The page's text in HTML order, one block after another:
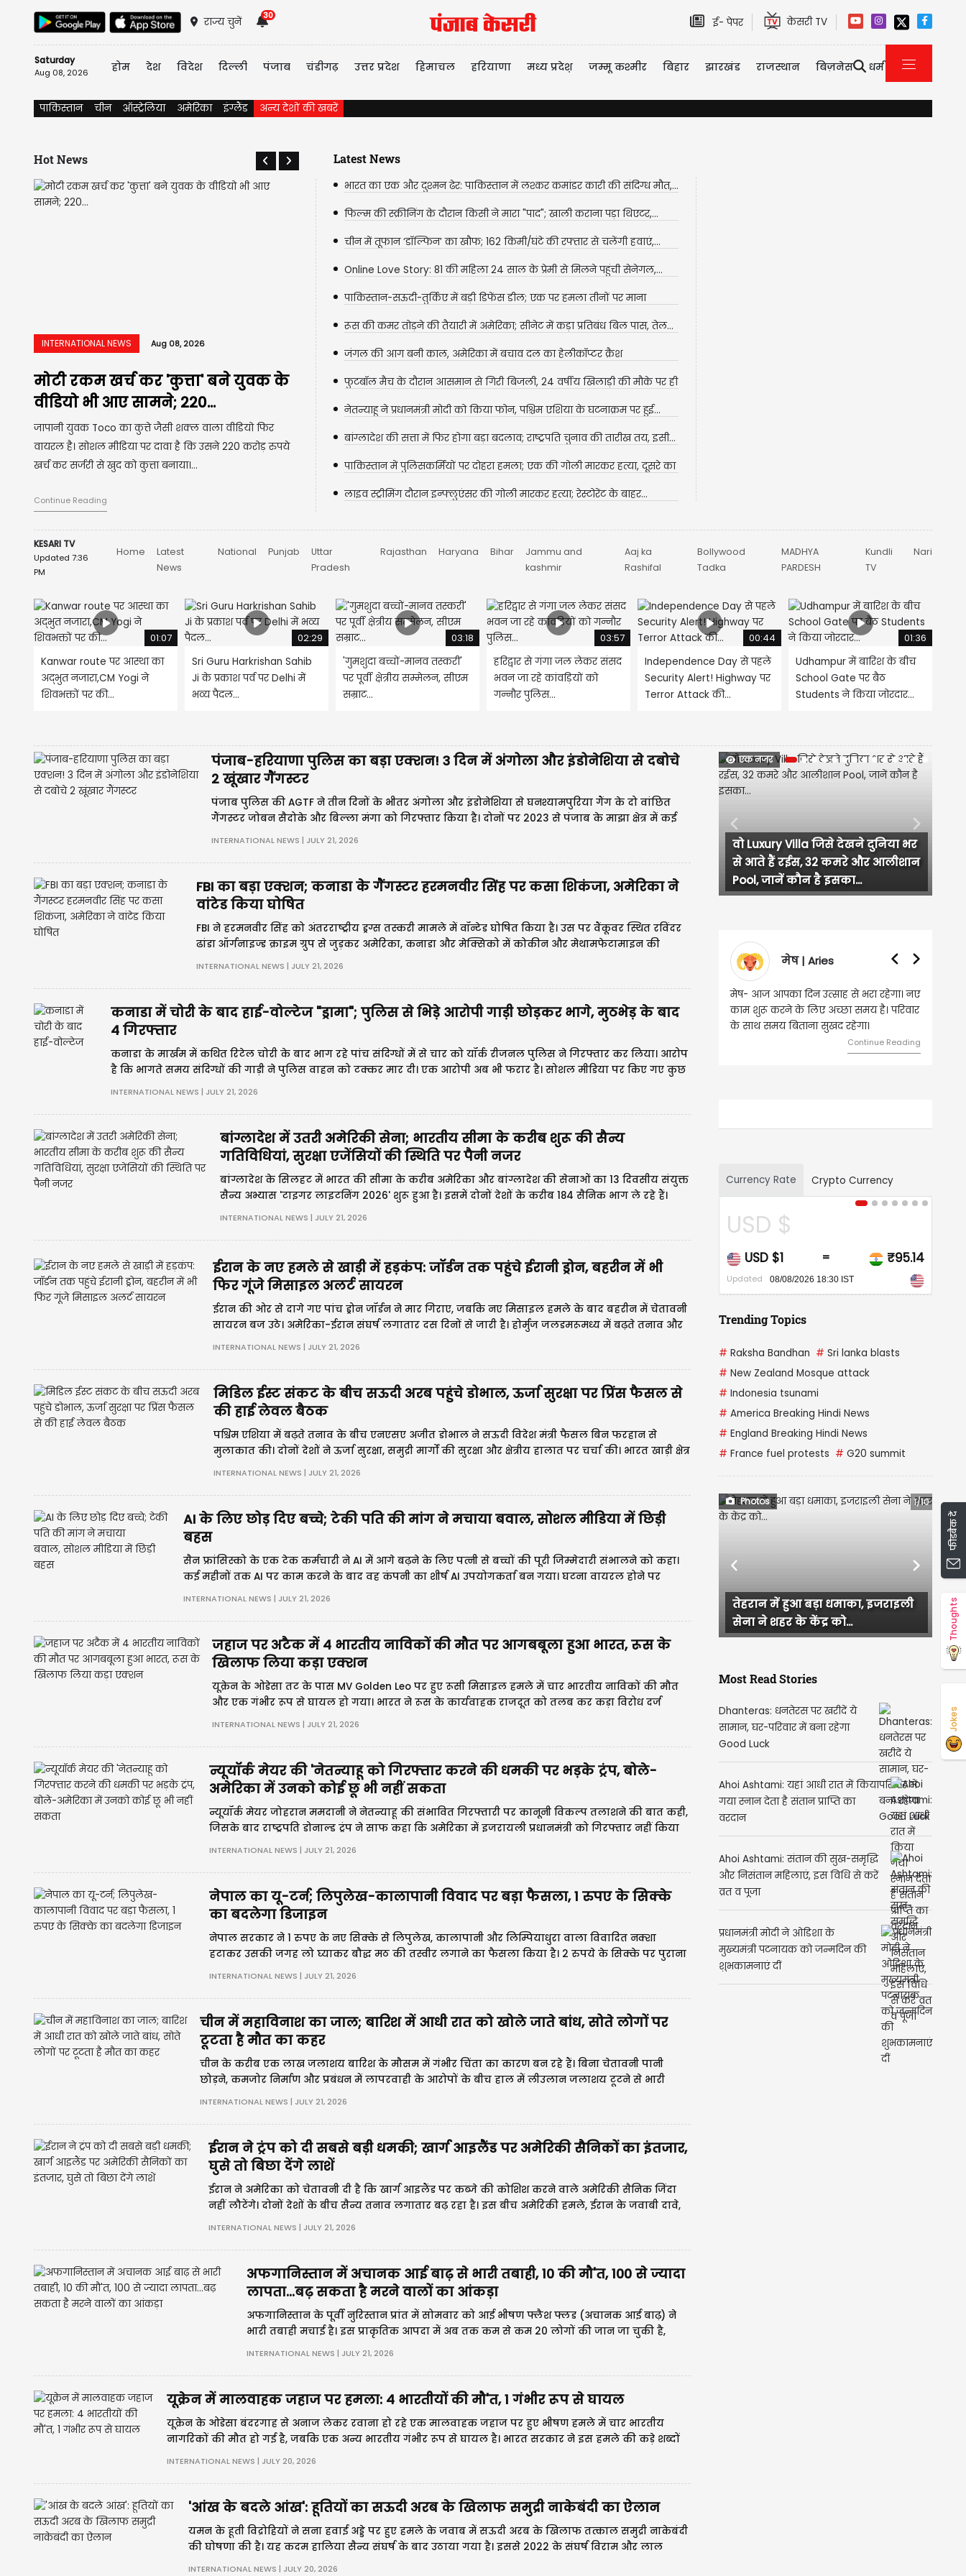
राज्य चुनें
30
ई- पेपर केसरी TV
Saturday
Aug 08, 2026 होम देश विदेश दिल्ली पंजाब चंडीगढ़ उत्तर प्रदेश हिमाचल हरियाणा मध्य प्रदेश़ जम्मू कश्मीर बिहार झारखंड राजस्थान बिज़नेस धर्म
पाकिस्तान चीन ऑस्ट्रेलिया अमेरिका इंग्लैंड अन्य देशों की खबरें
Hot News
INTERNATIONAL NEWS Aug 08, 2026
यूक्रेन का रूस के तेल ठिकानों पर ड्रोन
अटैक, सिजरान रिफाइनरी में...
रूस के समारा क्षेत्र में स्थित सिजरान ऑयल रिफाइनरी को 7-8
अगस्त की रात ड्रोन हमले में निशाना बनाए जाने की खबर है।
हमले के बाद रिफाइनरी में आग लगी।...
Continue Reading
Latest News
भारत का एक और दुश्मन ढेर: पाकिस्तान में लश्कर कमांडर कारी की संदिग्ध मौत,...
फिल्म की स्क्रीनिंग के दौरान किसी ने मारा "पाद"; खाली कराना पड़ा थिएटर,...
चीन में तूफान ‘डॉल्फिन’ का खौफ; 162 किमी/घंटे की रफ्तार से चलेंगी हवाएं,...
Online Love Story: 81 की महिला 24 साल के प्रेमी से मिलने पहुंची सेनेगल,...
पाकिस्तान-सऊदी-तुर्किए में बड़ी डिफेंस डील; एक पर हमला तीनों पर माना
रूस की कमर तोड़ने की तैयारी में अमेरिका; सीनेट में कड़ा प्रतिबंध बिल पास, तेल...
जंगल की आग बनी काल, अमेरिका में बचाव दल का हेलीकॉप्टर क्रैश
फुटबॉल मैच के दौरान आसमान से गिरी बिजली, 24 वर्षीय खिलाड़ी की मौके पर ही
नेतन्याहू ने प्रधानमंत्री मोदी को किया फोन, पश्चिम एशिया के घटनाक्रम पर हुई...
बांग्लादेश की सत्ता में फिर होगा बड़ा बदलाव; राष्ट्रपति चुनाव की तारीख तय, इसी...
पाकिस्तान में पुलिसकर्मियों पर दोहरा हमला; एक की गोली मारकर हत्या, दूसरे का
लाइव स्ट्रीमिंग दौरान इन्फ्लुएंसर की गोली मारकर हत्या; रेस्टोरेंट के बाहर...
KESARI TV
Updated 7:36
PM
Home
Latest
News
National Punjab
Uttar
Pradesh
Rajasthan Haryana Bihar
Jammu and
kashmir
Aaj ka
Rashifal
Bollywood
Tadka
MADHYA
PARDESH
Kundli
TV
Nari
01:07
Kanwar route पर आस्था का
अद्भुत नजारा,CM Yogi ने
शिवभक्तों पर की...
02:29
Sri Guru Harkrishan Sahib
Ji के प्रकाश पर्व पर Delhi में
भव्य पैदल...
03:18
'गुमशुदा बच्चों-मानव तस्करी'
पर पूर्वी क्षेत्रीय सम्मेलन, सीएम
सम्राट...
03:57
हरिद्वार से गंगा जल लेकर संसद
भवन जा रहे कांवड़ियों को
गन्नौर पुलिस...
00:44
Independence Day से पहले
Security Alert! Highway पर
Terror Attack की...
01:36
Udhampur में बारिश के बीच
School Gate पर बैठ
Students ने किया जोरदार...
पंजाब-हरियाणा पुलिस का बड़ा एक्शन! 3 दिन में अंगोला और इंडोनेशिया से दबोचे
2 खूंखार गैंगस्टर
पंजाब पुलिस की AGTF ने तीन दिनों के भीतर अंगोला और इंडोनेशिया से घनश्यामपुरिया गैंग के दो वांछित
गैंगस्टर जोबन सैदोके और बिल्ला मंगा को गिरफ्तार किया है। दोनों पर 2023 से पंजाब के माझा क्षेत्र में कई
हत्याओं और संगठित अपराधों में शामिल होने के आरोप हैं।
INTERNATIONAL NEWS | JULY 21, 2026
FBI का बड़ा एक्शन; कनाडा के गैंगस्टर हरमनवीर सिंह पर कसा शिकंजा, अमेरिका ने
वांटेड किया घोषित
FBI ने हरमनवीर सिंह को अंतरराष्ट्रीय ड्रग्स तस्करी मामले में वॉन्टेड घोषित किया है। उस पर वैंकूवर स्थित रविंदर
ढांडा ऑर्गनाइज्ड क्राइम ग्रुप से जुड़कर अमेरिका, कनाडा और मेक्सिको में कोकीन और मेथामफेटामाइन की
तस्करी करने की साजिश में शामिल होने का आरोप है। एजेंसी ने जनता से सूचना देने की अपील की है।
INTERNATIONAL NEWS | JULY 21, 2026
कनाडा में चोरी के बाद हाई-वोल्टेज "ड्रामा"; पुलिस से भिड़े आरोपी गाड़ी छोड़कर भागे, मुठभेड़ के बाद
4 गिरफ्तार
कनाडा के मार्खम में कथित रिटेल चोरी के बाद भाग रहे पांच संदिग्धों में से चार को यॉर्क रीजनल पुलिस ने गिरफ्तार कर लिया। आरोप
है कि भागते समय संदिग्धों की गाड़ी ने पुलिस वाहन को टक्कर मार दी। एक आरोपी अब भी फरार है। सोशल मीडिया पर किए गए कुछ
अतिरिक्त दावों की आधिकारिक पुष्टि नहीं हुई है।
INTERNATIONAL NEWS | JULY 21, 2026
बांग्लादेश में उतरी अमेरिकी सेना; भारतीय सीमा के करीब शुरू की सैन्य
गतिविधियां, सुरक्षा एजेंसियों की स्थिति पर पैनी नजर
बांग्लादेश के सिलहट में भारत की सीमा के करीब अमेरिका और बांग्लादेश की सेनाओं का 13 दिवसीय संयुक्त
सैन्य अभ्यास 'टाइगर लाइटनिंग 2026' शुरू हुआ है। इसमें दोनों देशों के करीब 184 सैनिक भाग ले रहे हैं।
अभ्यास का उद्देश्य सैन्य सहयोग, संयुक्त अभियान क्षमता और इंडो-पैसिफिक क्षेत्र में रणनीतिक साझेदारी क
INTERNATIONAL NEWS | JULY 21, 2026
ईरान के नए हमले से खाड़ी में हड़कंप: जॉर्डन तक पहुंचे ईरानी ड्रोन, बहरीन में भी
फिर गूंजे मिसाइल अलर्ट सायरन
ईरान की ओर से दागे गए पांच ड्रोन जॉर्डन ने मार गिराए, जबकि नए मिसाइल हमले के बाद बहरीन में चेतावनी
सायरन बज उठे। अमेरिका-ईरान संघर्ष लगातार दस दिनों से जारी है। होर्मुज जलडमरूमध्य में बढ़ते तनाव और
ऊर्जा आपूर्ति पर खतरे के बीच पाकिस्तान कूटनीतिक समाधान की कोशिशों में जुटा है।
INTERNATIONAL NEWS | JULY 21, 2026
मिडिल ईस्ट संकट के बीच सऊदी अरब पहुंचे डोभाल, ऊर्जा सुरक्षा पर प्रिंस फैसल से
की हाई लेवल बैठक
पश्चिम एशिया में बढ़ते तनाव के बीच एनएसए अजीत डोभाल ने सऊदी विदेश मंत्री फैसल बिन फरहान से
मुलाकात की। दोनों देशों ने ऊर्जा सुरक्षा, समुद्री मार्गों की सुरक्षा और क्षेत्रीय हालात पर चर्चा की। भारत खाड़ी क्षेत्र
में अपने रणनीतिक और कूटनीतिक संपर्क लगातार बढ़ा रहा है।
INTERNATIONAL NEWS | JULY 21, 2026
AI के लिए छोड़ दिए बच्चे; टेकी पति की मांग ने मचाया बवाल, सोशल मीडिया में छिड़ी
बहस
सैन फ्रांसिस्को के एक टेक कर्मचारी ने AI में आगे बढ़ने के लिए पत्नी से बच्चों की पूरी जिम्मेदारी संभालने को कहा।
कई महीनों तक AI पर काम करने के बाद वह कंपनी का शीर्ष AI उपयोगकर्ता बन गया। घटना वायरल होने पर
करियर और पारिवारिक जिम्मेदारियों के संतुलन को लेकर सोशल मीडिया पर बहस छिड़ गई।
INTERNATIONAL NEWS | JULY 21, 2026
जहाज पर अटैक में 4 भारतीय नाविकों की मौत पर आगबबूला हुआ भारत, रूस के
खिलाफ लिया कड़ा एक्शन
यूक्रेन के ओडेसा तट के पास MV Golden Leo पर हुए रूसी मिसाइल हमले में चार भारतीय नाविकों की मौत
और एक गंभीर रूप से घायल हो गया। भारत ने रूस के कार्यवाहक राजदूत को तलब कर कड़ा विरोध दर्ज
कराया और नागरिक जहाजों पर हमले को अंतरराष्ट्रीय कानून का उल्लंघन बताया।
INTERNATIONAL NEWS | JULY 21, 2026
न्यूयॉर्क मेयर की 'नेतन्याहू को गिरफ्तार करने की धमकी पर भड़के ट्रंप, बोले-
अमेरिका में उनको कोई छू भी नहीं सकता
न्यूयॉर्क मेयर जोहरान ममदानी ने नेतन्याहू की संभावित गिरफ्तारी पर कानूनी विकल्प तलाशने की बात कही,
जिसके बाद राष्ट्रपति डोनाल्ड ट्रंप ने साफ कहा कि अमेरिका में इजरायली प्रधानमंत्री को गिरफ्तार नहीं किया
जाएगा। ICC वारंट, गाजा युद्ध और अमेरिका-इजरायल संबंधों को लेकर नया राजनीतिक विवाद खड़ा हो गया
INTERNATIONAL NEWS | JULY 21, 2026
नेपाल का यू-टर्न; लिपुलेख-कालापानी विवाद पर बड़ा फैसला, 1 रुपए के सिक्के
का बदलेगा डिजाइन
नेपाल सरकार ने 1 रुपए के नए सिक्के से लिपुलेख, कालापानी और लिम्पियाधुरा वाला विवादित नक्शा
हटाकर उसकी जगह लो घ्याकर बौद्ध मठ की तस्वीर लगाने का फैसला किया है। 2 रुपये के सिक्के पर पुराना
नक्शा रहेगा। फैसले पर नेपाल में राजनीतिक विवाद शुरू हो गया है।
INTERNATIONAL NEWS | JULY 21, 2026
चीन में महाविनाश का जाल; बारिश में आधी रात को खोले जाते बांध, सोते लोगों पर
टूटता है मौत का कहर
चीन के करीब एक लाख जलाशय बारिश के मौसम में गंभीर चिंता का कारण बन रहे हैं। बिना चेतावनी पानी
छोड़ने, कमजोर निर्माण और प्रबंधन में लापरवाही के आरोपों के बीच हाल में लीउलान जलाशय टूटने से भारी
तबाही हुई। विशेषज्ञ बेहतर रखरखाव, पारदर्शिता और समय पर चेतावनी प्रणाली की जरूरत बता रहे हैं।
INTERNATIONAL NEWS | JULY 21, 2026
ईरान ने ट्रंप को दी सबसे बड़ी धमकी; खार्ग आइलैंड पर अमेरिकी सैनिकों का इंतजार,
घुसे तो बिछा देंगे लाशें
ईरान ने अमेरिका को चेतावनी दी है कि खार्ग आइलैंड पर कब्जे की कोशिश करने वाले अमेरिकी सैनिक जिंदा
नहीं लौटेंगे। दोनों देशों के बीच सैन्य तनाव लगातार बढ़ रहा है। इस बीच अमेरिकी हमले, ईरान के जवाबी दावे,
भारत की ट्रैवल एडवाइजरी और खाड़ी क्षेत्र में बढ़ते खतरे ने वैश्विक चिंता बढ़ा दी है।
INTERNATIONAL NEWS | JULY 21, 2026
अफगानिस्तान में अचानक आई बाढ़ से भारी तबाही, 10 की मौ'त, 100 से ज्यादा
लापता...बढ़ सकता है मरने वालों का आंकड़ा
अफगानिस्तान के पूर्वी नुरिस्तान प्रांत में सोमवार को आई भीषण फ्लैश फ्लड (अचानक आई बाढ़) ने
भारी तबाही मचाई है। इस प्राकृतिक आपदा में अब तक कम से कम 20 लोगों की जान जा चुकी है,
जबकि 100 से अधिक लोग अभी भी लापता बताए जा रहे हैं।
INTERNATIONAL NEWS | JULY 21, 2026
यूक्रेन में मालवाहक जहाज पर हमला: 4 भारतीयों की मौ'त, 1 गंभीर रूप से घायल
यूक्रेन के ओडेसा बंदरगाह से अनाज लेकर रवाना हो रहे एक मालवाहक जहाज पर हुए भीषण हमले में चार भारतीय
नागरिकों की मौत हो गई है, जबकि एक अन्य भारतीय गंभीर रूप से घायल है। भारत सरकार ने इस हमले की कड़े शब्दों
में निंदा करते हुए वाणिज्यिक जहाजों को निशाना बनाए जाने को "अत्यंत निंदनीय" करार दिया है।
INTERNATIONAL NEWS | JULY 20, 2026
'आंख के बदले आंख': हूतियों का सऊदी अरब के खिलाफ समुद्री नाकेबंदी का ऐलान
यमन के हूती विद्रोहियों ने सना हवाई अड्डे पर हुए हमले के जवाब में सऊदी अरब के खिलाफ तत्काल समुद्री नाकेबंदी
की घोषणा की है। यह कदम हालिया सैन्य संघर्ष के बाद उठाया गया है। इससे 2022 के संघर्ष विराम और लाल
सागर क्षेत्र की समुद्री सुरक्षा पर नए खतरे मंडरा रहे हैं।
INTERNATIONAL NEWS | JULY 20, 2026
एक नजर
ब्रेकअप के बाद गर्लफ्रेंड का AI अवतार,
चर्चा में आया चीन का ये अजीबोगरीब
Trend, जानें कैसे तैयार...
Previous Next
वृषभ | Taurus
वृष- आज का दिन इस राशि के जातकों के लिए
शुभ रहने वाला है। धन और नौकरी के मामलों
में सफलता मिलेगी। मित्रों से मेलजोल बढ़ेगा।
आर्थिक निवेश सोच-समझकर...
Currency Rate Crypto Currency
CAD $
CAD $1 = ₹68.20
Updated 08/08/2026 18:30 IST
# Raksha Bandhan #Sri lanka blasts
# New Zealand Mosque attack
# Indonesia tsunami
# America Breaking Hindi News
# England Breaking Hindi News
Photos
भूकंप का कहर! कांपी धरती, टूटी
सड़कें और हर तरफ चीख...
Previous Next
Dhanteras: धनतेरस पर खरीदें ये
सामान, घर-परिवार में बना रहेगा
Good Luck
Ahoi Ashtami: यहां आधी रात में किया
गया स्नान देता है संतान प्राप्ति का
वरदान
Ahoi Ashtami: संतान की सुख-समृद्धि
और निसंतान महिलाएं, इस विधि से करें
व्रत व पूजा
प्रधानमंत्री मोदी ने ओडिशा के
मुख्यमंत्री पटनायक को जन्मदिन की
शुभकामनाएं दीं
फीडबैक दें
Thoughts
Jokes